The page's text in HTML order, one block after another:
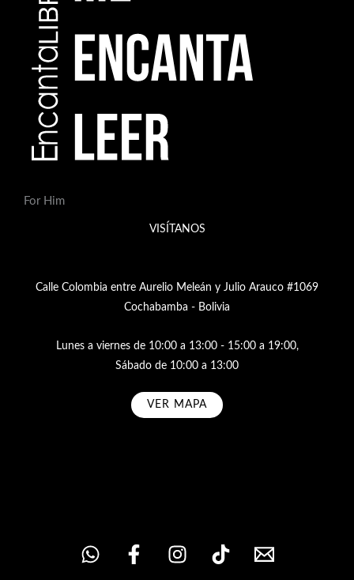
For Him
VISÍTANOS
Calle Colombia entre Aurelio Meleán y Julio Arauco #1069
Cochabamba - Bolivia
Lunes a viernes de 10:00 a 13:00 - 15:00 a 19:00,
Sábado de 10:00 a 13:00
VER MAPA